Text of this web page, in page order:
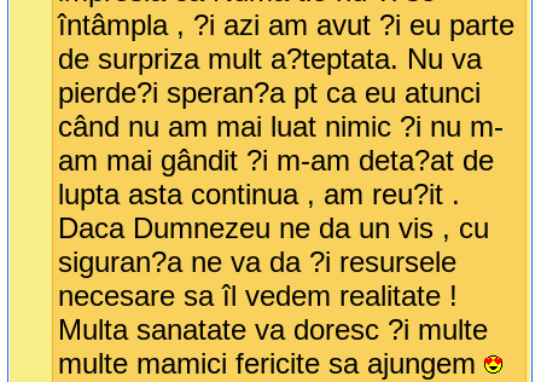
întâmpla , ?i azi am avut ?i eu parte
de surpriza mult a?teptata. Nu va
pierde?i speran?a pt ca eu atunci
când nu am mai luat nimic ?i nu m-
am mai gândit ?i m-am deta?at de
lupta asta continua , am reu?it .
Daca Dumnezeu ne da un vis , cu
siguran?a ne va da ?i resursele
necesare sa îl vedem realitate !
Multa sanatate va doresc ?i multe
multe mamici fericite sa ajungem